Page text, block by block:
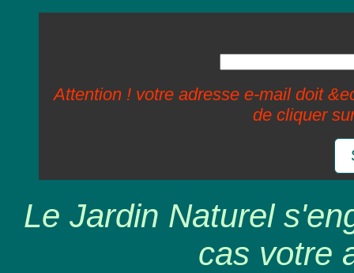
Attention ! votre adresse e-mail doit
de cliquer
Le Jardin Naturel
cas votre